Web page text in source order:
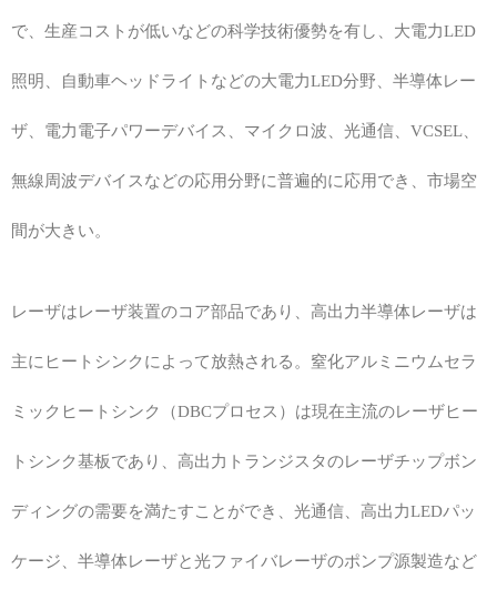
で、生産コストが低いなどの科学技術優勢を有し、大電力LED
照明、自動車ヘッドライトなどの大電力LED分野、半導体レー
ザ、電力電子パワーデバイス、マイクロ波、光通信、VCSEL、
無線周波デバイスなどの応用分野に普遍的に応用でき、市場空
間が大きい。
レーザはレーザ装置のコア部品であり、高出力半導体レーザは
主にヒートシンクによって放熱される。窒化アルミニウムセラ
ミックヒートシンク（DBCプロセス）は現在主流のレーザヒー
トシンク基板であり、高出力トランジスタのレーザチップボン
ディングの需要を満たすことができ、光通信、高出力LEDパッ
ケージ、半導体レーザと光ファイバレーザのポンプ源製造など